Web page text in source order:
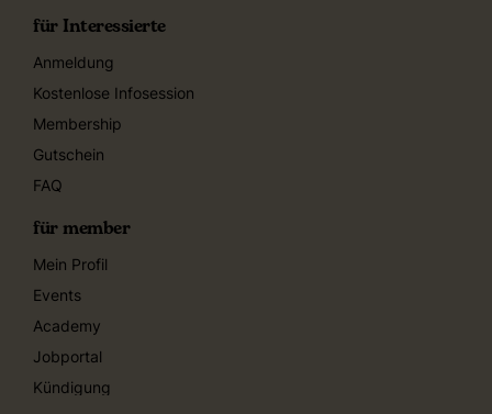
für Interessierte
Anmeldung
Kostenlose Infosession
Membership
Gutschein
FAQ
für member
Mein Profil
Events
Academy
Jobportal
Kündigung